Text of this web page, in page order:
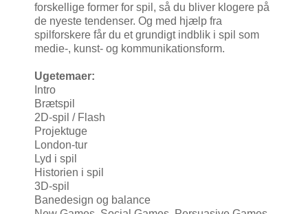
forskellige former for spil, så du bliver klogere på
de nyeste tendenser. Og med hjælp fra
spilforskere får du et grundigt indblik i spil som
medie-, kunst- og kommunikationsform.
Ugetemaer:
Intro
Brætspil
2D-spil / Flash
Projektuge
London-tur
Lyd i spil
Historien i spil
3D-spil
Banedesign og balance